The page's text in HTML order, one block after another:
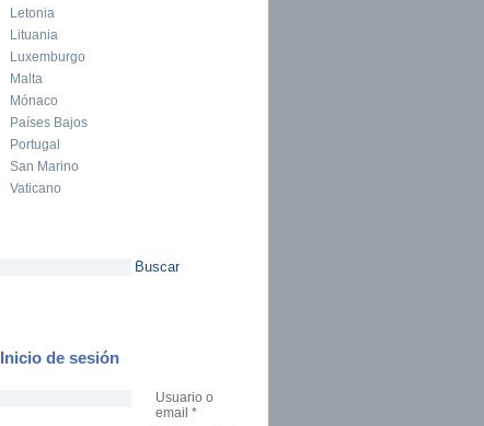
Letonia
Lituania
Luxemburgo
Malta
Mónaco
Países Bajos
Portugal
San Marino
Vaticano
Inicio de sesión
Usuario o
email *